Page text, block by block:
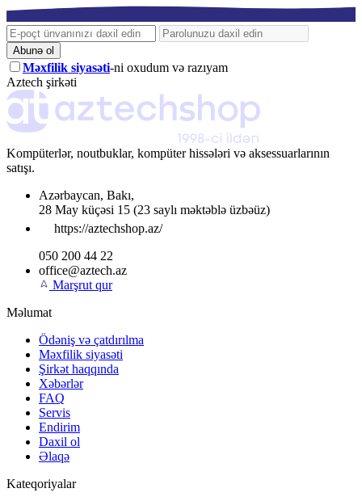
Abunə ol
Məxfilik siyasəti-ni oxudum və razıyam
Aztech şirkəti
Kompüterlər, noutbuklar, kompüter hissələri və aksessuarlarının
satışı.
Azərbaycan, Bakı,
28 May küçəsi 15 (23 saylı məktəblə üzbəüz)
https://aztechshop.az/
050 200 44 22
office@aztech.az
Marşrut qur
Məlumat
Ödəniş və çatdırılma
Məxfilik siyasəti
Şirkət haqqında
Xəbərlər
FAQ
Servis
Endirim
Daxil ol
Əlaqə
Kateqoriyalar